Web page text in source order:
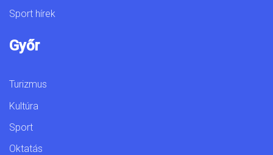
Sport hírek
Győr
Turizmus
Kultúra
Sport
Oktatás